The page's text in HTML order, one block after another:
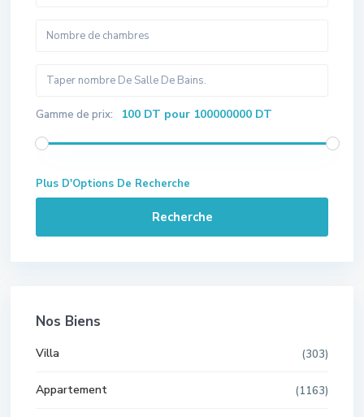
Gamme de prix: 100 DT pour 100000000 DT
Plus D'Options De Recherche
Recherche
Nos Biens
Villa (303)
Appartement (1163)